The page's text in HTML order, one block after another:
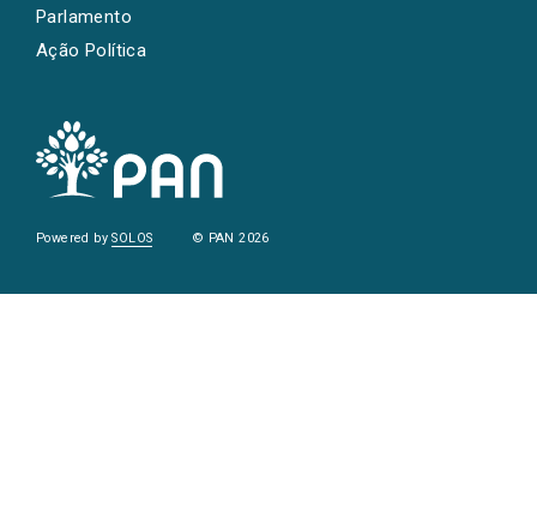
Parlamento
Ação Política
Powered bySOLOS © PAN 2026